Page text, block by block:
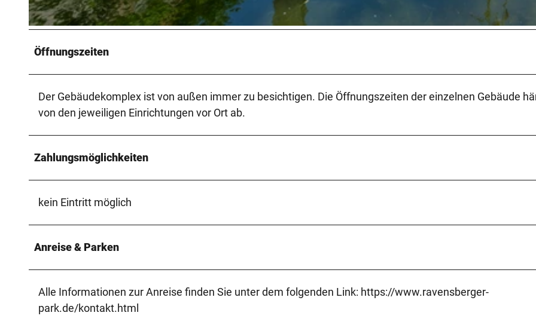
© Teutoburger Wald Tourismus, P. Gawandtka
Öffnungszeiten
Der Gebäudekomplex ist von außen immer zu besichtigen. Die Öffnungszeiten der einzelnen Gebäude
von den jeweiligen Einrichtungen vor Ort ab.
Zahlungsmöglichkeiten
kein Eintritt möglich
Anreise & Parken
Alle Informationen zur Anreise finden Sie unter dem folgenden Link: https://www.ravensberger-
park.de/kontakt.html